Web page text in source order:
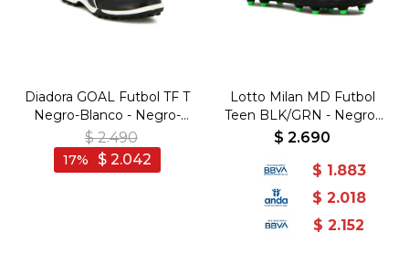
Diadora GOAL Futbol TF T
Negro-Blanco - Negro-
Blanco
$ 2.490
$ 2.042
17
Lotto Milan MD Futbol
Teen BLK/GRN - Negro-
Verde
$ 2.690
$ 1.883
$ 2.018
$ 2.152